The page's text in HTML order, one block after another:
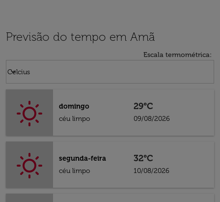
Previsão do tempo em Amã
Escala termométrica:
Celcius
keyboard_arrow_down
domingo
céu limpo
29°C
09/08/2026
segunda-feira
céu limpo
32°C
10/08/2026